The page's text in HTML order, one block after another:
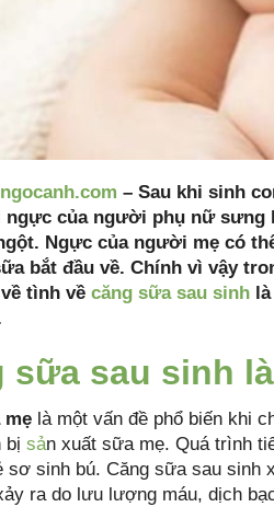
– Sau khi sinh
ngực của người phụ nữ sưng
Ngực của người mẹ có
bắt đầu về. Chính vì vậy
tình về căng sữa sau sinh
sữa sau sinh
mẹ là một vấn đề phổ biến khi
bị sản xuất sữa mẹ. Quá trình
sơ sinh bú. Căng sữa sau sinh
ra do lưu lượng máu, dịch